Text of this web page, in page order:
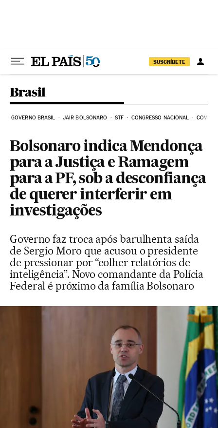
SUSCRÍBETE
Brasil
GOVERNO BRASIL JAIR BOLSONARO STF CONGRESSO NACIONAL COVID-
Bolsonaro indica Mendonça
para a Justiça e Ramagem
para a PF, sob a desconfiança
de querer interferir em
investigações
Governo faz troca após barulhenta saída
de Sergio Moro que acusou o presidente
de pressionar por “colher relatórios de
inteligência”. Novo comandante da Polícia
Federal é próximo da família Bolsonaro